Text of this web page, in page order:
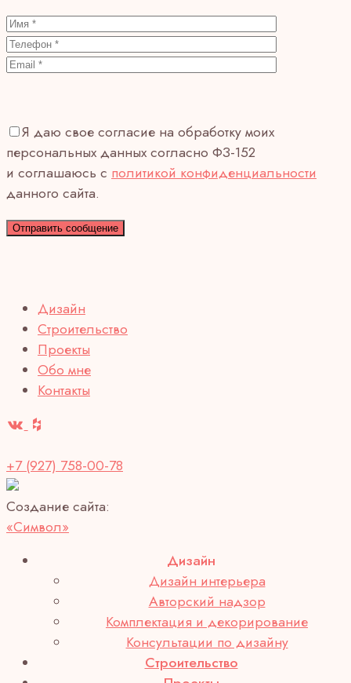
Я даю свое согласие на обработку моих
персональных данных согласно ФЗ-152
и соглашаюсь с политикой конфиденциальности
данного сайта.
Дизайн
Строительство
Проекты
Обо мне
Контакты
+7 (927) 758-00-78
Создание сайта:
«Символ»
Дизайн
Дизайн интерьера
Авторский надзор
Комплектация и декорирование
Консультации по дизайну
Строительство